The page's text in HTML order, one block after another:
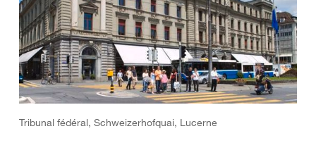
Tribunal fédéral, Schweizerhofquai, Lucerne